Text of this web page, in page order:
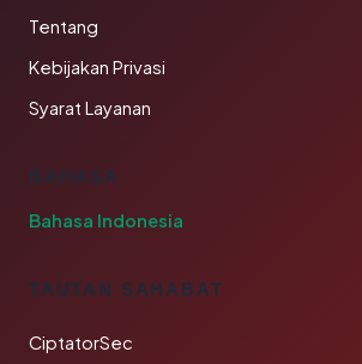
Tentang
Kebijakan Privasi
Syarat Layanan
BAHASA
Bahasa Indonesia
TAUTAN SAHABAT
CiptatorSec